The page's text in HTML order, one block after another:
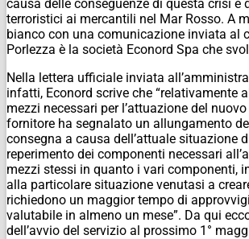
causa delle conseguenze di questa crisi e
terroristici ai mercantili nel Mar Rosso. A
bianco con una comunicazione inviata al
Porlezza è la società Econord Spa che
Nella lettera ufficiale inviata
infatti, Econord scrive che “relativamente
mezzi necessari per l’attuazione del
fornitore ha segnalato un allungamento
consegna a causa dell’attuale situazione
reperimento dei componenti necessari
mezzi stessi in quanto i vari componenti,
alla particolare situazione venutasi a
richiedono un maggior tempo di
valutabile in almeno un mese”. Da qui
dell’avvio del servizio al prossimo 1°